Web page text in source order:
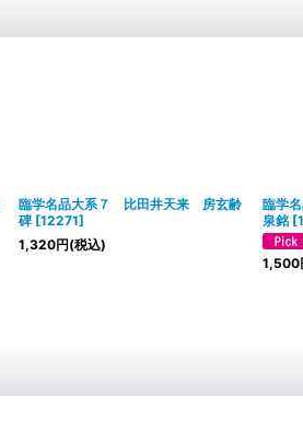
臨学名品大系７ 比田井天来 房玄齢
碑 [12271]
1,320円(税込)
臨学
泉銘 [
1,500